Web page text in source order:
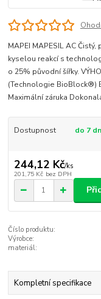
MAPEI MAPESIL AC
kyselou reakcí s
o 25% původní šířky.
(Technologie BioBlock®)
Maximální záruka
Dostupnost do 7
244,12 Kč/ks
201,75 Kč bez DPH
Číslo produktu:
Výrobce:
materiál:
Kompletní specifikace